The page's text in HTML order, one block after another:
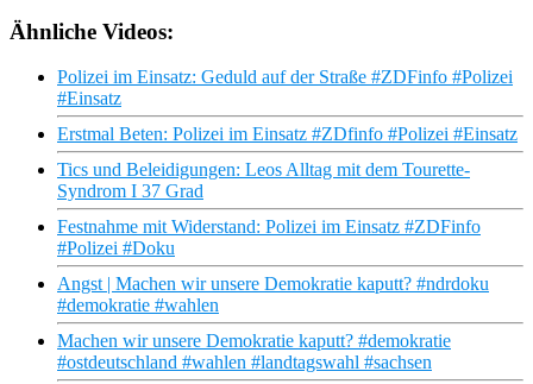
Ähnliche Videos:
Polizei im Einsatz: Geduld auf der Straße #ZDFinfo #Polizei
#Einsatz
Erstmal Beten: Polizei im Einsatz #ZDfinfo #Polizei #Einsatz
Tics und Beleidigungen: Leos Alltag mit dem Tourette-
Syndrom I 37 Grad
Festnahme mit Widerstand: Polizei im Einsatz #ZDFinfo
#Polizei #Doku
Angst | Machen wir unsere Demokratie kaputt? #ndrdoku
#demokratie #wahlen
Machen wir unsere Demokratie kaputt? #demokratie
#ostdeutschland #wahlen #landtagswahl #sachsen